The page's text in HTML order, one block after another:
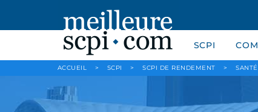
SCPI
ACCUEIL > SCPI > SCPI DE RENDEMENT >